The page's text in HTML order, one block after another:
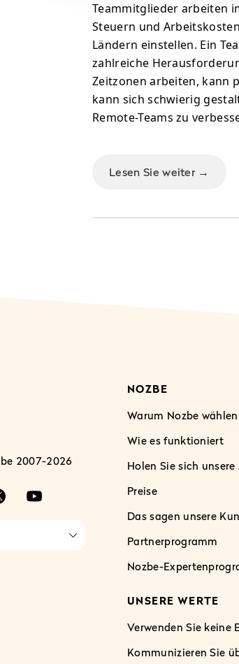
Teammitglieder arbeiten
Steuern und
Ländern einstellen. Ein
zahlreiche
Zeitzonen arbeiten, kann
kann sich schwierig
Remote-Teams zu
Lesen Sie weiter →
2007-2026
NOZBE
Warum Nozbe wählen
Wie es funktioniert
Holen Sie sich unsere
Preise
Das sagen unsere
Partnerprogramm
Nozbe-
UNSERE WERTE
Verwenden Sie keine
Kommunizieren Sie